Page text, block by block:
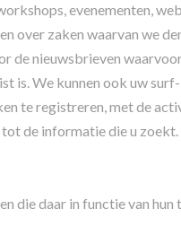
evenementen,
over zaken waarvan we
de nieuwsbrieven
is. We kunnen ook uw
te registreren, met de
tot de informatie die u zoekt.
die daar in functie van